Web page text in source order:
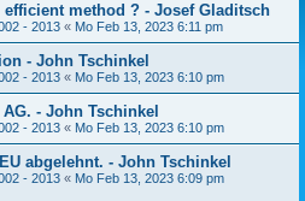
method ? - Josef Gladitsch
- 2013 « Mo Feb 13, 2023 6:11 pm
- John Tschinkel
- 2013 « Mo Feb 13, 2023 6:10 pm
- John Tschinkel
- 2013 « Mo Feb 13, 2023 6:10 pm
abgelehnt. - John Tschinkel
- 2013 « Mo Feb 13, 2023 6:09 pm